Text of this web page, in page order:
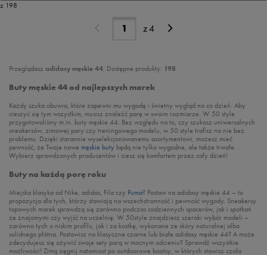
z 198
z4
Przeglądasz adidasy męskie 44. Dostępne produkty: 198
Buty męskie 44 od najlepszych marek
Każdy szuka obuwia, które zapewni mu wygodę i świetny wygląd na co dzień. Aby
cieszyć się tym wszystkim, musisz znaleźć parę w swoim rozmiarze. W 50 style
przygotowaliśmy m.in. buty męskie 44. Bez względu na to, czy szukasz uniwersalnych
sneakersów, zimowej pary czy treningowego modelu, w 50 style trafisz na nie bez
problemu. Dzięki starannie wyselekcjonowanemu asortymentowi, możesz mieć
pewność, że Twoje nowe męskie buty będą nie tylko wygodne, ale także trwałe.
Wybierz sprawdzonych producentów i ciesz się komfortem przez cały dzień!
Buty na każdą porę roku
Miejska klasyka od Nike, adidas, Fila czy Puma? Postaw na adidasy męskie 44 – to
propozycja dla tych, którzy stawiają na wszechstronność i pewność wygody. Sneakersy
topowych marek sprawdzą się zarówno podczas codziennych spacerów, jak i spotkań
ze znajomymi czy wyjść na uczelnię. W 50style znajdziesz szeroki wybór modeli –
zarówno tych o niskim profilu, jak i za kostkę, wykonane ze skóry naturalnej albo
solidnego płótna. Postawisz na klasyczne czarne lub białe adidasy męskie 44? A może
zdecydujesz się ożywić swoje sety parą w mocnym odcieniu? Sprawdź wszystkie
możliwości! Zimą sięgnij natomiast po outdoorowe bootsy, w których stawisz czoła